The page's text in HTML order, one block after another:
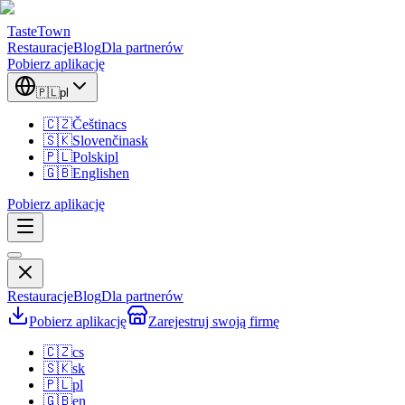
TasteTown
RestauracjeBlogDla partnerów
Pobierz aplikację
🇵🇱pl
🇨🇿Češtinacs
🇸🇰Slovenčinask
🇵🇱Polskipl
🇬🇧Englishen
Pobierz aplikację
RestauracjeBlogDla partnerów
Pobierz aplikację
Zarejestruj swoją firmę
🇨🇿cs
🇸🇰sk
🇵🇱pl
🇬🇧en